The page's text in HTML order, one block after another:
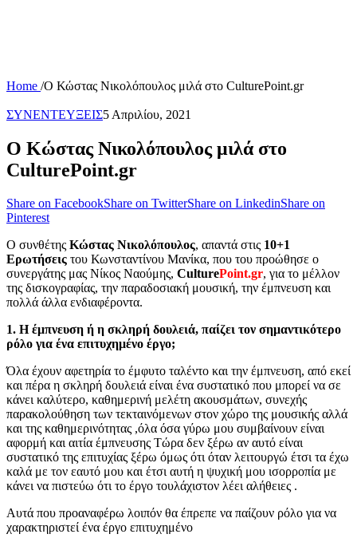
Home /Ο Κώστας Νικολόπουλος μιλά στο CulturePoint.gr
ΣΥΝΕΝΤΕΥΞΕΙΣ5 Απριλίου, 2021
Ο Κώστας Νικολόπουλος μιλά στο
CulturePoint.gr
Share on FacebookShare on TwitterShare on LinkedinShare on
Pinterest
Ο συνθέτης Κώστας Νικολόπουλος, απαντά στις 10+1
Ερωτήσεις του Κωνσταντίνου Μανίκα, που του προώθησε ο
συνεργάτης μας Νίκος Ναούμης, CulturePoint.gr, για το μέλλον
της δισκογραφίας, την παραδοσιακή μουσική, την έμπνευση και
πολλά άλλα ενδιαφέροντα.
1. Η έμπνευση ή η σκληρή δουλειά, παίζει τον σημαντικότερο
ρόλο για ένα επιτυχημένο έργο;
Όλα έχουν αφετηρία το έμφυτο ταλέντο και την έμπνευση, από εκεί
και πέρα η σκληρή δουλειά είναι ένα συστατικό που μπορεί να σε
κάνεικαλύτερο, καθημερινή μελέτη ακουσμάτων, συνεχής
παρακολούθηση των τεκταινόμενων στον χώρο της μουσικής αλλά
και της καθημερινότητας ,όλα όσα γύρω μου συμβαίνουν είναι
αφορμή και αιτία έμπνευσης Τώρα δεν ξέρω αν αυτό είναι
συστατικό της επιτυχίας ξέρω όμως ότι όταν λειτουργώ έτσι τα έχω
καλά με τον εαυτό μου και έτσι αυτή η ψυχική μου ισορροπία με
κάνει να πιστεύω ότι το έργο τουλάχιστον λέει αλήθειες .
Αυτά που προαναφέρω λοιπόν θα έπρεπε να παίζουν ρόλο για να
χαρακτηριστεί ένα έργο επιτυχημένο